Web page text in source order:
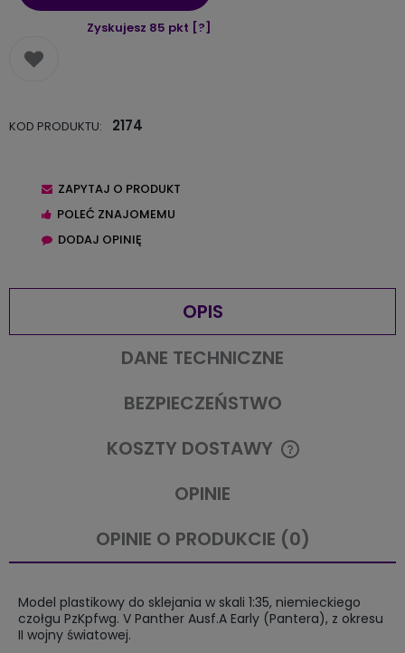
Zyskujesz 85 pkt [?]
KOD PRODUKTU: 2174
ZAPYTAJ O PRODUKT
POLEĆ ZNAJOMEMU
DODAJ OPINIĘ
OPIS
DANE TECHNICZNE
BEZPIECZEŃSTWO
KOSZTY DOSTAWY
CENA NIE ZAWIERA EWENTUALNYCH KOSZTÓW PŁATNOŚCI
OPINIE
OPINIE O PRODUKCIE (0)
Model plastikowy do sklejania w skali 1:35, niemieckiego
czołgu PzKpfwg. V Panther Ausf.A Early (Pantera), z okresu
II wojny światowej.